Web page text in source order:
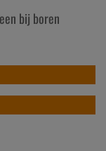
bij boren